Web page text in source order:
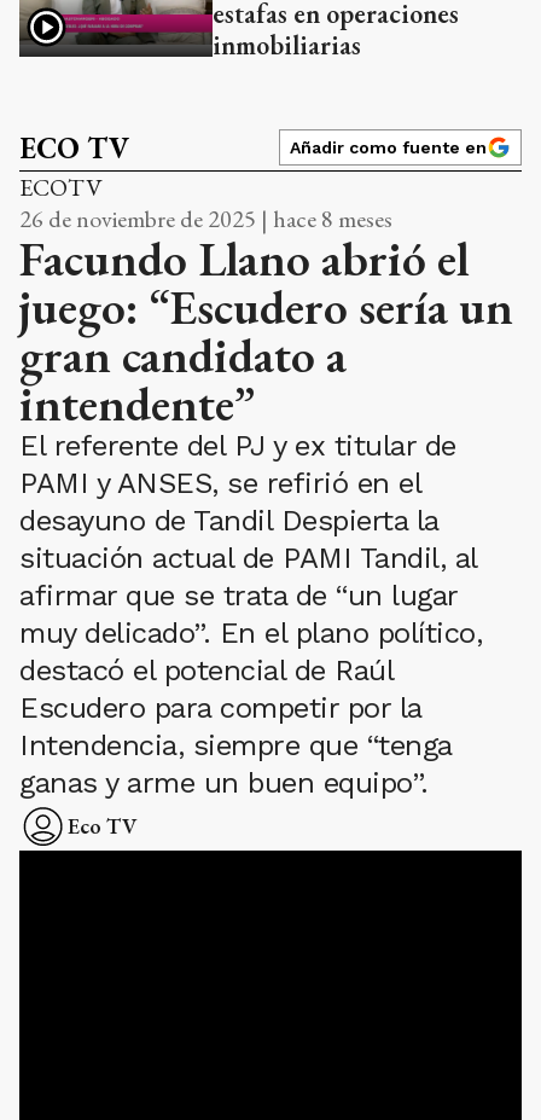
estafas en operaciones
inmobiliarias
ECO TV Añadir como fuente en
ECOTV
26 de noviembre de 2025 | hace 8 meses
Facundo Llano abrió el
juego: “Escudero sería un
gran candidato a
intendente”
El referente del PJ y ex titular de
PAMI y ANSES, se refirió en el
desayuno de Tandil Despierta la
situación actual de PAMI Tandil, al
afirmar que se trata de “un lugar
muy delicado”. En el plano político,
destacó el potencial de Raúl
Escudero para competir por la
Intendencia, siempre que “tenga
ganas y arme un buen equipo”.
Eco TV